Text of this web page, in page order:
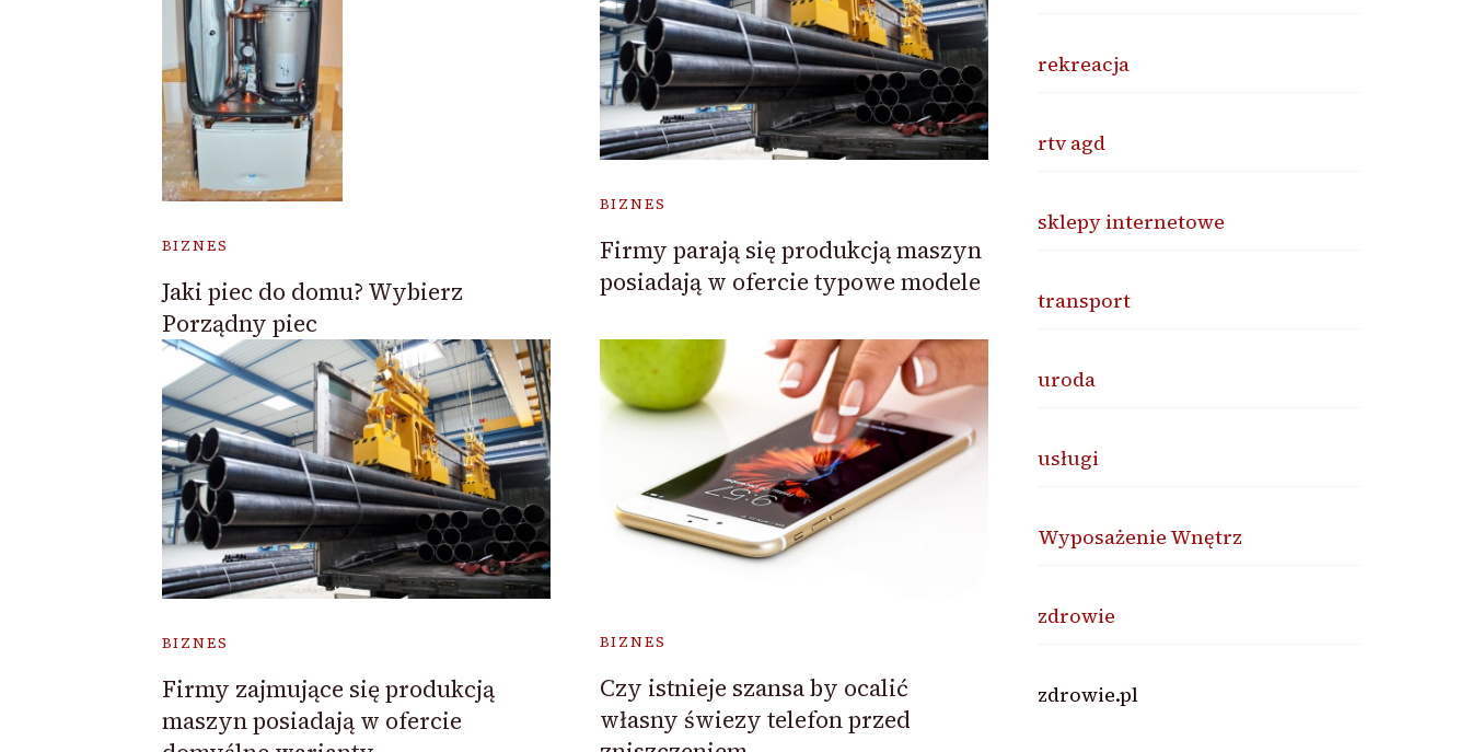
BIZNES
Jaki piec do domu? Wybierz
Porządny piec
BIZNES
Firmy parają się produkcją maszyn
posiadają w ofercie typowe modele
BIZNES
Firmy zajmujące się produkcją
maszyn posiadają w ofercie
BIZNES
Czy istnieje szansa by ocalić
własny świezy telefon przed
rekreacja
rtv agd
sklepy internetowe
transport
uroda
usługi
Wyposażenie Wnętrz
zdrowie
zdrowie.pl